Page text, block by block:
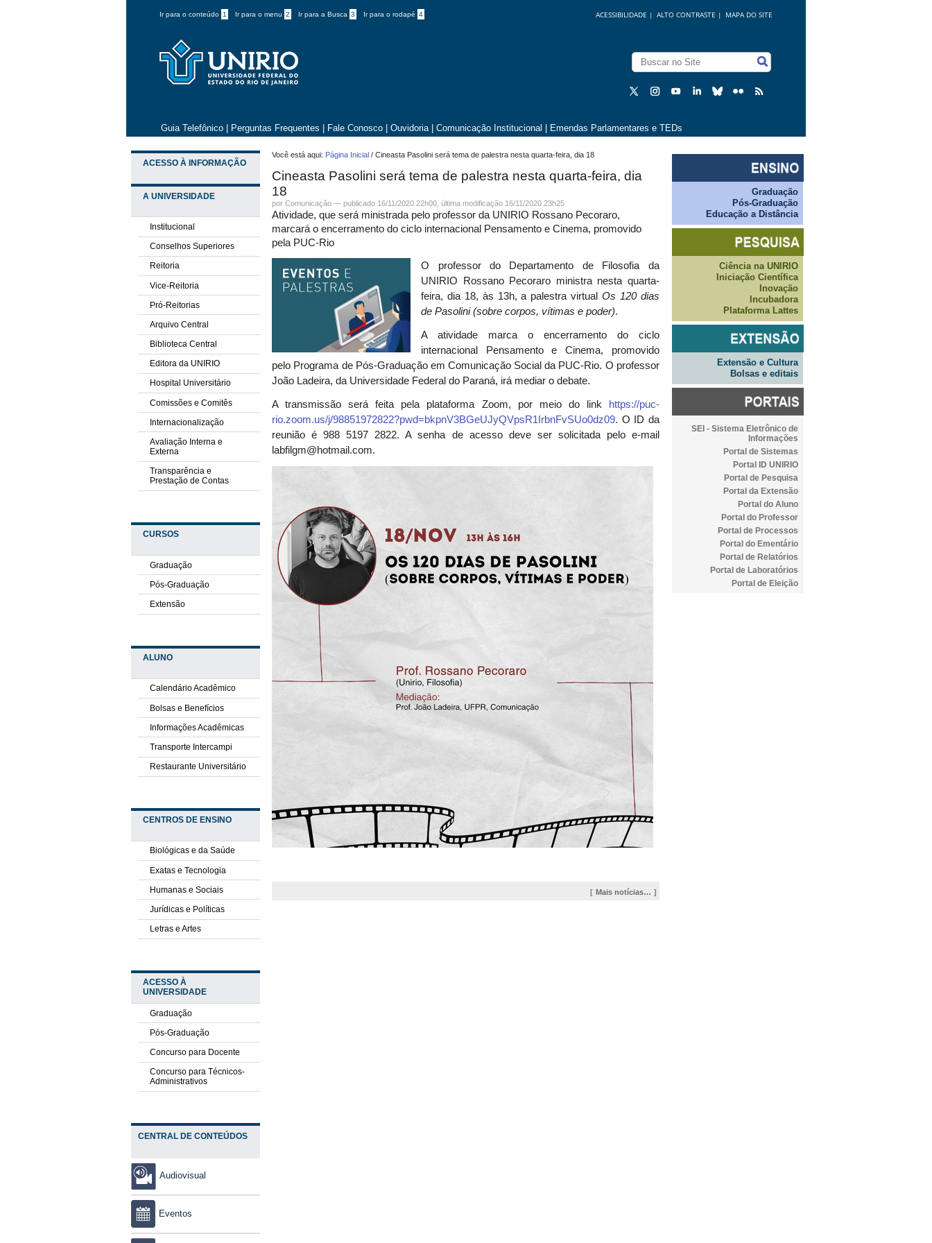
Ir para o conteúdo 1 Ir para o menu 2 Ir para a Busca 3 Ir para o rodapé 4 MAPA DO SITE
ALTO CONTRASTE |
ACESSIBILIDADE |
Guia Telefônico Perguntas Frequentes Fale Conosco Ouvidoria Comunicação Institucional Emendas Parlamentares e TEDs
ACESSO À INFORMAÇÃO
A UNIVERSIDADE
Institucional
Conselhos Superiores
Reitoria
Vice-Reitoria
Pró-Reitorias
Arquivo Central
Biblioteca Central
Editora da UNIRIO
Hospital Universitário
Comissões e Comitês
Internacionalização
Avaliação Interna e
Externa
Transparência e
Prestação de Contas
CURSOS
Graduação
Pós-Graduação
Extensão
ALUNO
Calendário Acadêmico
Bolsas e Benefícios
Informações Acadêmicas
Transporte Intercampi
Restaurante Universitário
CENTROS DE ENSINO
Biológicas e da Saúde
Exatas e Tecnologia
Humanas e Sociais
Jurídicas e Políticas
Letras e Artes
ACESSO À
UNIVERSIDADE
Graduação
Pós-Graduação
Concurso para Docente
Concurso para Técnicos-
Administrativos
CENTRAL DE CONTEÚDOS
Audiovisual
Eventos
Você está aqui: Página Inicial /Cineasta Pasolini será tema de palestra nesta quarta-feira, dia 18
Cineasta Pasolini será tema de palestra nesta quarta-feira, dia
18
porComunicação —publicado 16/11/2020 22h00,última modificação 16/11/2020 23h25
Atividade, que será ministrada pelo professor da UNIRIO Rossano Pecoraro,
marcará o encerramento do ciclo internacional Pensamento e Cinema, promovido
pela PUC-Rio
O professor do Departamento de Filosofia da
UNIRIO Rossano Pecoraro ministra nesta quarta-
feira, dia 18, às 13h, a palestra virtualOs 120 dias
de Pasolini (sobre corpos, vítimas e poder).
A atividade marca o encerramento do ciclo
internacional Pensamento e Cinema, promovido
pelo Programa de Pós-Graduação em Comunicação Social da PUC-Rio. O professor
João Ladeira, da Universidade Federal do Paraná, irá mediar o debate.
A transmissão será feita pela plataforma Zoom, por meio do link
https://puc-
rio.zoom.us/j/98851972822?pwd=bkpnV3BGeUJyQVpsR1IrbnFvSUo0dz09. O ID da
reunião é988 5197 2822. A senha de acesso deve ser solicitada pelo e-mail
labfilgm@hotmail.com.
Mais notícias…
Graduação
Pós-Graduação
Educação a Distância
Ciência na UNIRIO
Iniciação Científica
Inovação
Incubadora
Plataforma Lattes
Extensão e Cultura
Bolsas e editais
SEI - Sistema Eletrônico de
Informações
Portal de Sistemas
Portal ID UNIRIO
Portal de Pesquisa
Portal da Extensão
Portal do Aluno
Portal do Professor
Portal de Processos
Portal do Ementário
Portal de Relatórios
Portal de Laboratórios
Portal de Eleição